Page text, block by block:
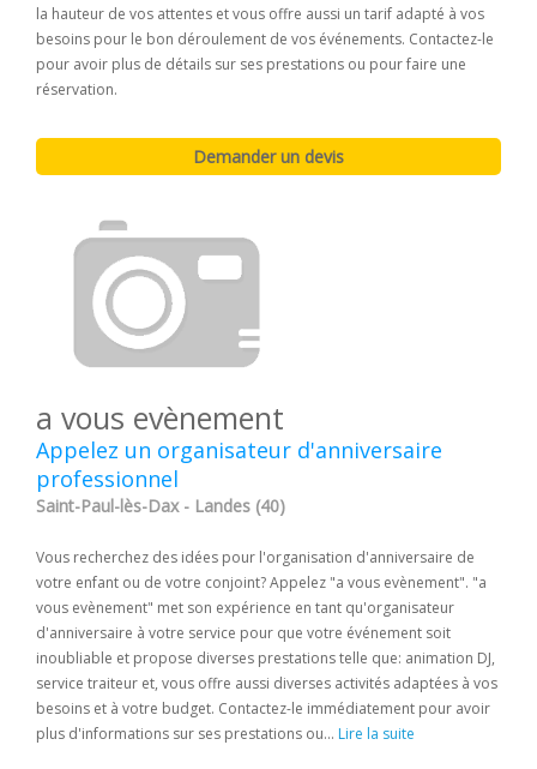
la hauteur de vos attentes et vous offre aussi un tarif adapté à vos
besoins pour le bon déroulement de vos événements. Contactez-le
pour avoir plus de détails sur ses prestations ou pour faire une
réservation.
a vous evènement
Appelez un organisateur d'anniversaire
professionnel
Saint-Paul-lès-Dax - Landes (40)
Vous recherchez des idées pour l'organisation d'anniversaire de
votre enfant ou de votre conjoint? Appelez "a vous evènement". "a
vous evènement" met son expérience en tant qu'organisateur
d'anniversaire à votre service pour que votre événement soit
inoubliable et propose diverses prestations telle que: animation DJ,
service traiteur et, vous offre aussi diverses activités adaptées à vos
besoins et à votre budget. Contactez-le immédiatement pour avoir
plus d'informations sur ses prestations ou... Lire la suite